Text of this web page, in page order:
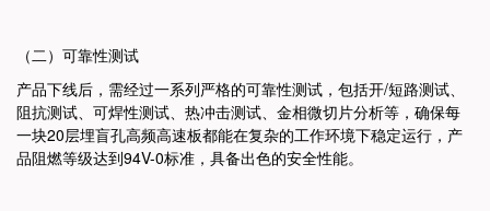
（二）可靠性测试
产品下线后，需经过一系列严格的可靠性测试，包括开/短路测试、
阻抗测试、可焊性测试、热冲击测试、金相微切片分析等，确保每
一块20层埋盲孔高频高速板都能在复杂的工作环境下稳定运行，产
品阻燃等级达到94V-0标准，具备出色的安全性能。